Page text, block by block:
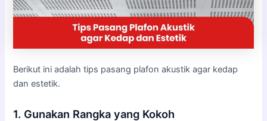
Berikut ini adalah tips pasang plafon akustik agar kedap
dan estetik.
1. Gunakan Rangka yang Kokoh